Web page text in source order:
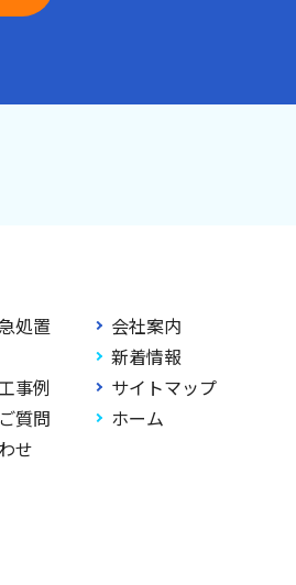
処置
事例
質問
せ
会社案内
新着情報
サイトマップ
ホーム